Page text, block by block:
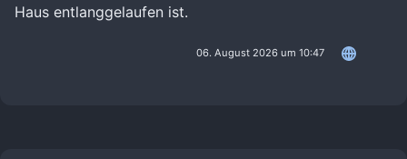
Haus entlanggelaufen ist.
06. August 2026 um 10:47